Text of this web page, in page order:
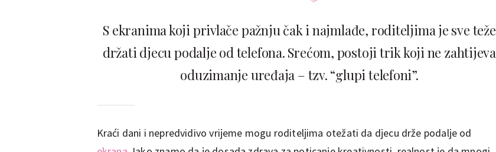
S ekranima koji privlače pažnju čak i najmlađe, roditeljima je sve teže
držati djecu podalje od telefona. Srećom, postoji trik koji ne zahtijeva
oduzimanje uređaja – tzv. “glupi telefoni”.
Kraći dani i nepredvidivo vrijeme mogu roditeljima otežati da djecu drže podalje od